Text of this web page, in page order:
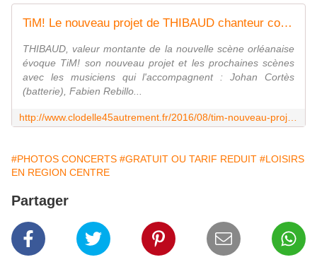
TiM! Le nouveau projet de THIBAUD chanteur compositeur orléanais a le vent en poupe - VIVRE AUTREMENT VOS LOISIRS avec Clodelle
THIBAUD, valeur montante de la nouvelle scène orléanaise
évoque TiM! son nouveau projet et les prochaines scènes
avec les musiciens qui l'accompagnent : Johan Cortès
(batterie), Fabien Rebillo...
#PHOTOS CONCERTS #GRATUIT OU TARIF REDUIT #LOISIRS
EN REGION CENTRE
Partager